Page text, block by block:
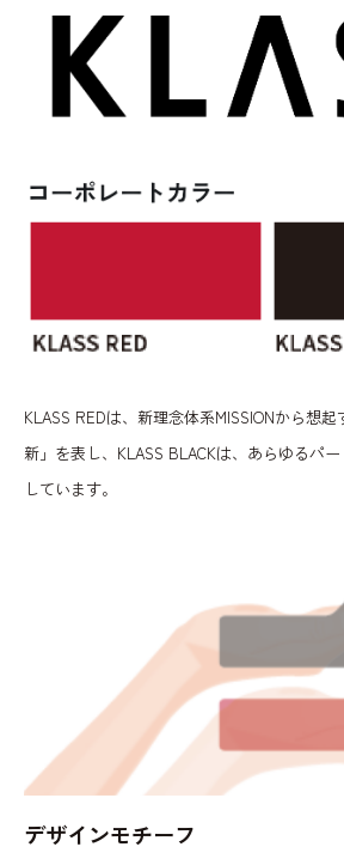
KLASS REDは、新理念体系MISSIONから想
新」を表し、KLASS BLACKは、あらゆるパ
しています。
デザインモチーフ